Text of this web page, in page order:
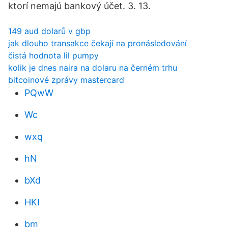
ktorí nemajú bankový účet. 3. 13.
149 aud dolarů v gbp
jak dlouho transakce čekají na pronásledování
čistá hodnota lil pumpy
kolik je dnes naira na dolaru na černém trhu
bitcoinové zprávy mastercard
PQwW
Wc
wxq
hN
bXd
HKI
bm